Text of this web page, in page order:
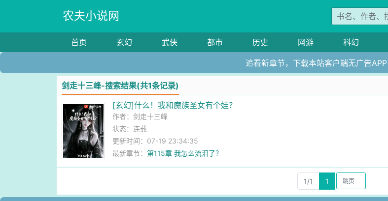
农夫小说网
首页 玄幻 武侠 都市 历史 网游 科幻
追看新章节，下载本站客户端无广告APP
剑走十三峰-搜索结果(共1条记录)
[玄幻]什么！我和魔族圣女有个娃？
作者：剑走十三峰
状态：连载
更新时间：07-19 23:34:35
最新章节：第115章 我怎么流泪了？
1/1 1